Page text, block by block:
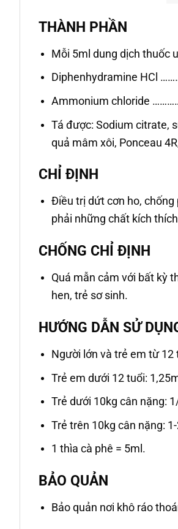
THÀNH PHẦN
Mỗi 5ml dung dịch thuốc
Diphenhydramine HCl
Ammonium chloride
Tá được: Sodium citrate,
quả mâm xôi, Ponceau
CHỈ ĐỊNH
Điều trị dứt cơn ho, chống
phải những chất kích
CHỐNG CHỈ ĐỊNH
Quá mẫn cảm với bất kỳ
hen, trẻ sơ sinh.
HƯỚNG DẪN SỬ
Người lớn và trẻ em từ 12
Trẻ em dưới 12 tuổi:
Trẻ dưới 10kg cân nặng:
Trẻ trên 10kg cân nặng:
1 thìa cà phê = 5ml.
BẢO QUẢN
Bảo quản nơi khô ráo